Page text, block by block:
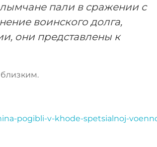
пали в сражении с
воинского долга,
они представлены к
pogibli-v-khode-spetsialnoj-